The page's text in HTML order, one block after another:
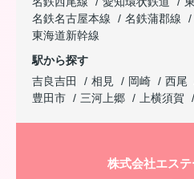
名鉄名古屋本線
名鉄蒲郡線
東海道新幹線
駅から探す
吉良吉田
相見 岡崎 西尾
豊田市
三河上郷 上横須賀
株式会社エス